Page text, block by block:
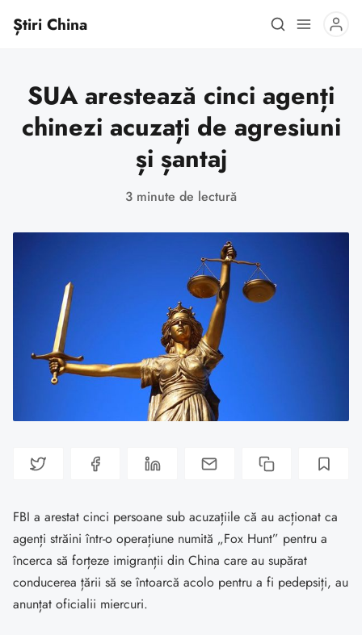
Știri China
SUA arestează cinci agenți
chinezi acuzați de agresiuni
și șantaj
3 minute de lectură
FBI a arestat cinci persoane sub acuzațiile că au acționat ca
agenți străini într-o operațiune numită „Fox Hunt” pentru a
încerca să forțeze imigranții din China care au supărat
conducerea țării să se întoarcă acolo pentru a fi pedepsiți, au
anunțat oficialii miercuri.